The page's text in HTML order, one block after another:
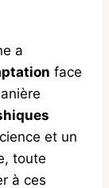
a
face
et un
toute
à ces